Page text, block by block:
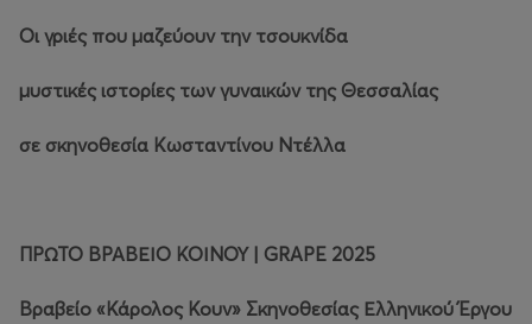
Οι γριές που μαζεύουν την τσουκνίδα
μυστικές ιστορίες των γυναικών της Θεσσαλίας
σε σκηνοθεσία Κωσταντίνου Ντέλλα
ΠΡΩΤΟ ΒΡΑΒΕΙΟ ΚΟΙΝΟΥ | GRAPE 2025
Βραβείο «Κάρολος Κουν» Σκηνοθεσίας Ελληνικού Έργου